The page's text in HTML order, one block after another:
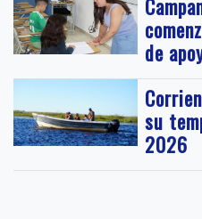
de
su
2026